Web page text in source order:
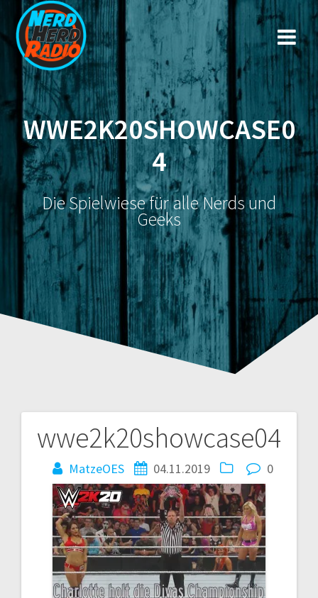
Zum
Inhalt
springen
WWE2K20SHOWCASE0
4
Die Spielwiese für alle Nerds und
Geeks
wwe2k20showcase04
MatzeOES 04.11.2019 0
Beitragsnavigation